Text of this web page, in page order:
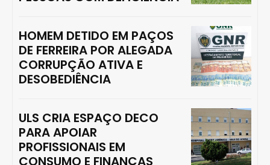
HOMEM DETIDO EM PAÇOS
DE FERREIRA POR ALEGADA
CORRUPÇÃO ATIVA E
DESOBEDIÊNCIA
ULS CRIA ESPAÇO DECO
PARA APOIAR
PROFISSIONAIS EM
CONSUMO E FINANÇAS